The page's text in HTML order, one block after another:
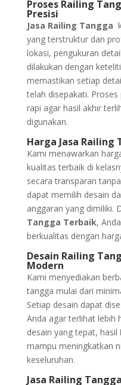
Proses Railing
Presisi
Jasa Railing Tangga
yang terstruktur dan
lokasi, pengukuran
dilakukan dengan
memastikan setiap
telah disepakati.
rapi agar hasil akhir
digunakan.
Harga Jasa
Kami menawarkan
kualitas terbaik di
secara transparan
dapat memilih desain
anggaran yang dimiliki.
Tangga Terbaik,
berkualitas dengan
Desain Railing
Modern
Kami menyediakan
tangga mulai dari
Setiap desain dapat
Anda agar terlihat lebih
desain yang tepat, hasil
mampu meningkatkan
keseluruhan.
Jasa Railing